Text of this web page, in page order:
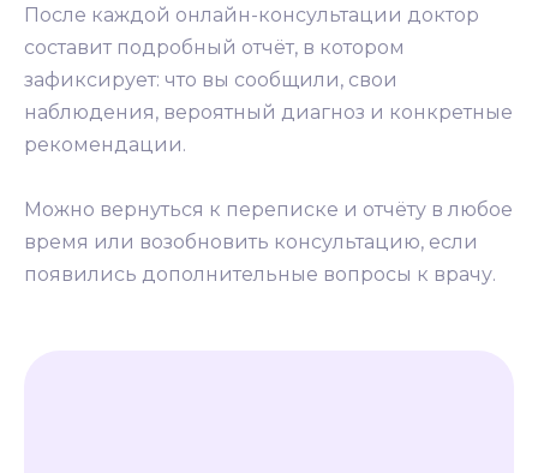
После каждой онлайн-консультации доктор
составит подробный отчёт, в котором
зафиксирует: что вы сообщили, свои
наблюдения, вероятный диагноз и конкретные
рекомендации.
Можно вернуться к переписке и отчёту в любое
время или возобновить консультацию, если
появились дополнительные вопросы к врачу.